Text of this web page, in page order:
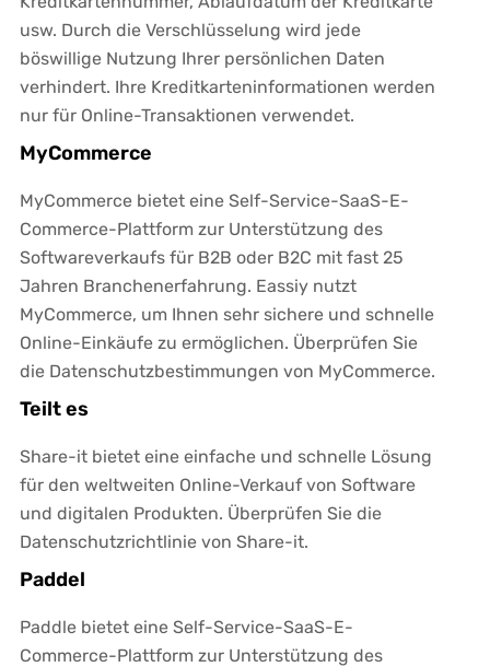
usw. Durch die Verschlüsselung wird jede
böswillige Nutzung Ihrer persönlichen Daten
verhindert. Ihre Kreditkarteninformationen werden
nur für Online-Transaktionen verwendet.
MyCommerce
MyCommerce bietet eine Self-Service-SaaS-E-
Commerce-Plattform zur Unterstützung des
Softwareverkaufs für B2B oder B2C mit fast 25
Jahren Branchenerfahrung. Eassiy nutzt
MyCommerce, um Ihnen sehr sichere und schnelle
Online-Einkäufe zu ermöglichen. Überprüfen Sie
die Datenschutzbestimmungen von MyCommerce.
Teilt es
Share-it bietet eine einfache und schnelle Lösung
für den weltweiten Online-Verkauf von Software
und digitalen Produkten. Überprüfen Sie die
Datenschutzrichtlinie von Share-it.
Paddel
Paddle bietet eine Self-Service-SaaS-E-
Commerce-Plattform zur Unterstützung des